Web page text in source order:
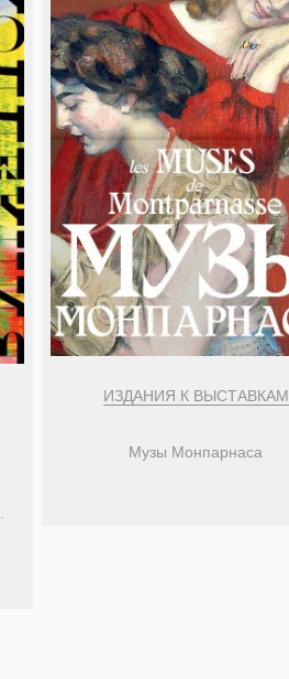
ИЗДАНИЯ К ВЫСТАВКАМ
Музы Монпарнаса